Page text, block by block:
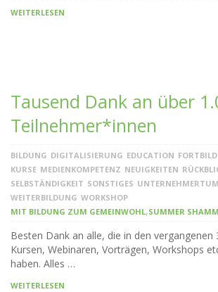
WEITERLESEN
Tausend Dank an über
Teilnehmer*innen
BILDUNG DIGITALISIERUNG EDUCATION
KURSE MEDIENKOMPETENZ NEUIGKEITEN
SELBSTÄNDIGKEIT SONSTIGES UNTERNEHMERTUM
WEITERBILDUNG WORKSHOP
MIT BILDUNG ZUM GEMEINWOHL,SUMMER
Besten Dank an alle, die in den vergangenen
Kursen, Webinaren, Vorträgen, Workshops
haben. Alles …
WEITERLESEN